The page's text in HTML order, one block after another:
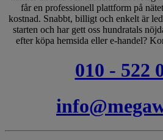
får en professionell plattform på
kostnad. Snabbt, billigt och enkelt är
starten och har gett oss hundratals
efter köpa hemsida eller e-handel?
010 - 522